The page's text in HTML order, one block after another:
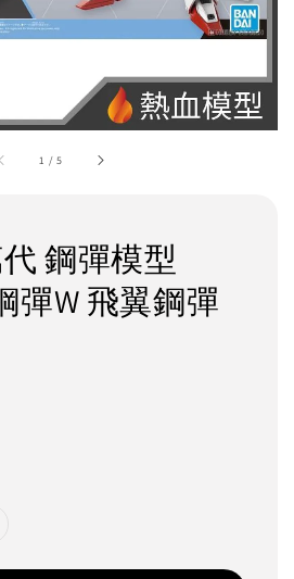
1 /5
代 鋼彈模型
彈W 飛翼鋼彈